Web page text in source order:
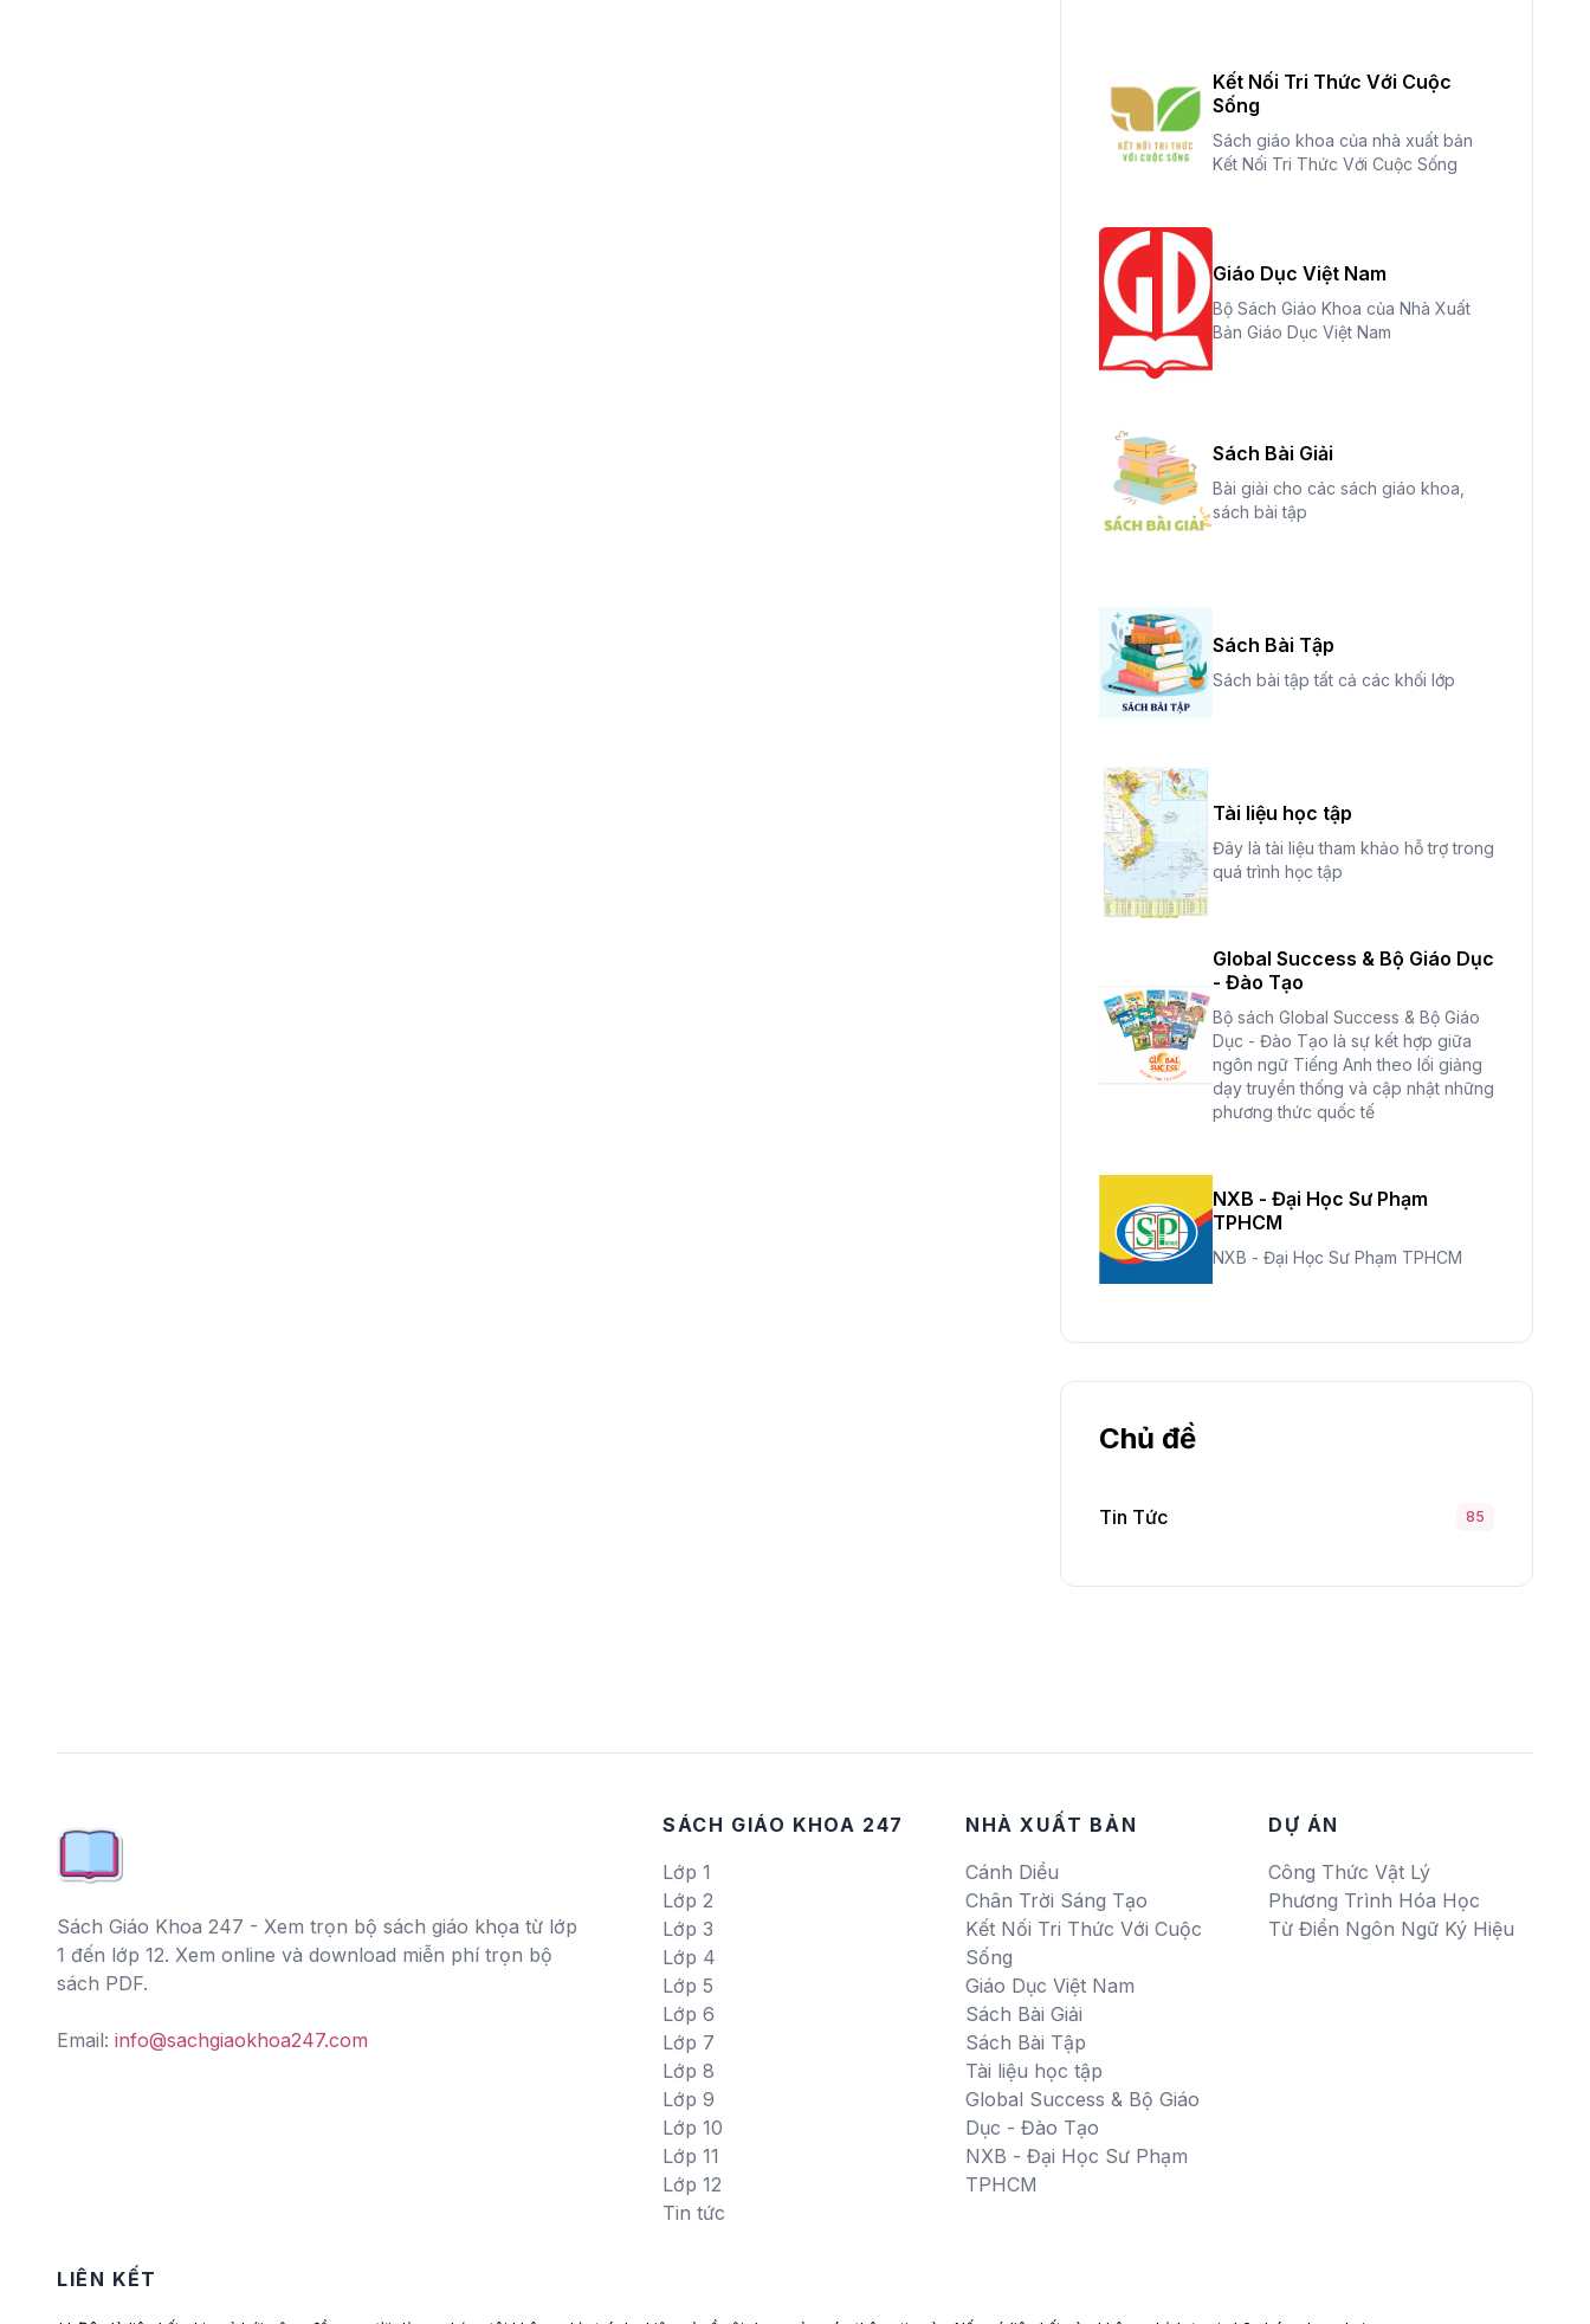
Kết Nối Tri Thức Với Cuộc
Sống
Sách giáo khoa của nhà xuất bản
Kết Nối Tri Thức Với Cuộc Sống
Giáo Dục Việt Nam
Bộ Sách Giáo Khoa của Nhà Xuất
Bản Giáo Dục Việt Nam
Sách Bài Giải
Bài giải cho các sách giáo khoa,
sách bài tập
Sách Bài Tập
Sách bài tập tất cả các khối lớp
Tài liệu học tập
Đây là tài liệu tham khảo hỗ trợ trong
quá trình học tập
Global Success & Bộ Giáo Dục
- Đào Tạo
Bộ sách Global Success & Bộ Giáo
Dục - Đào Tạo là sự kết hợp giữa
ngôn ngữ Tiếng Anh theo lối giảng
dạy truyền thống và cập nhật những
phương thức quốc tế
NXB - Đại Học Sư Phạm
TPHCM
NXB - Đại Học Sư Phạm TPHCM
Chủ đề
Tin Tức 85
Sách Giáo Khoa 247 - Xem trọn bộ sách giáo khọa từ lớp
1 đến lớp 12. Xem online và download miễn phí trọn bộ
sách PDF.
Email: info@sachgiaokhoa247.com
SÁCH GIÁO KHOA 247
Lớp 1
Lớp 2
Lớp 3
Lớp 4
Lớp 5
Lớp 6
Lớp 7
Lớp 8
Lớp 9
Lớp 10
Lớp 11
Lớp 12
Tin tức
NHÀ XUẤT BẢN
Cánh Diều
Chân Trời Sáng Tạo
Kết Nối Tri Thức Với Cuộc
Sống
Giáo Dục Việt Nam
Sách Bài Giải
Sách Bài Tập
Tài liệu học tập
Global Success & Bộ Giáo
Dục - Đào Tạo
NXB - Đại Học Sư Phạm
TPHCM
DỰ ÁN
Công Thức Vật Lý
Phương Trình Hóa Học
Từ Điển Ngôn Ngữ Ký Hiệu
LIÊN KẾT